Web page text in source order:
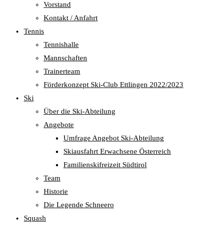
Vorstand
Kontakt / Anfahrt
Tennis
Tennishalle
Mannschaften
Trainerteam
Förderkonzept Ski-Club Ettlingen 2022/2023
Ski
Über die Ski-Abteilung
Angebote
Umfrage Angebot Ski-Abteilung
Skiausfahrt Erwachsene Österreich
Familienskifreizeit Südtirol
Team
Historie
Die Legende Schneero
Squash